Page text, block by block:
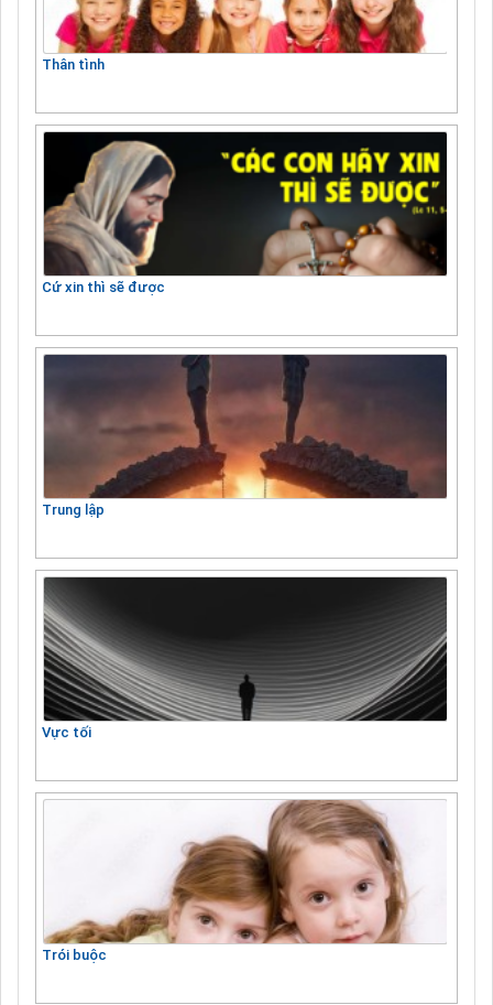
Thân tình
Cứ xin thì sẽ được
Trung lập
Vực tối
Trói buộc